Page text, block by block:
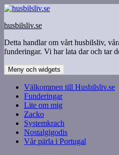
Hoppa
innehåll
husbilsliv.se
Detta handlar om vårt husbilsliv,
funderingar. Vi har lata dar och tar
Meny och widgets
Välkommen till Husbilsliv.se
Funderingar
Lite om mig
Zacko
Systemkrach
Nostalgigodis
Vår pärla i Portugal